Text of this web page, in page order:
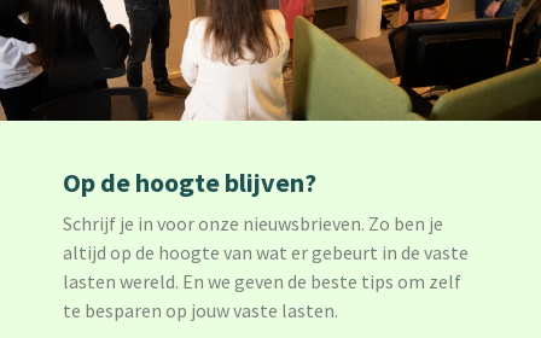
Op de hoogte blijven?
Schrijf je in voor onze nieuwsbrieven. Zo ben je
altijd op de hoogte van wat er gebeurt in de vaste
lasten wereld. En we geven de beste tips om zelf
te besparen op jouw vaste lasten.